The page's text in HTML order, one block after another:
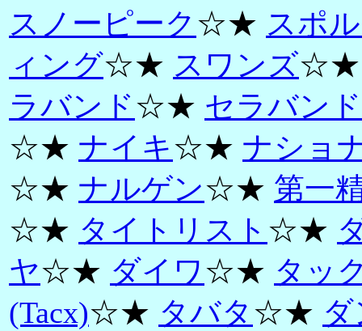
スノーピーク ☆★ スポ
ィング☆★ スワンズ
ラバンド☆★ セラバンド
☆★ ナイキ☆★ ナショ
☆★ ナルゲン☆★ 第一
☆★ タイトリスト ☆★
ヤ☆★ ダイワ☆★ タッ
(Tacx)☆★ タバタ ☆★